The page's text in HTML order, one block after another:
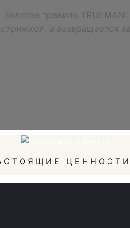
Золотое правило TRUEMAN:
а возвращается